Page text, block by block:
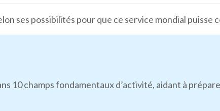
ses possibilités pour que ce service mondial puisse
10 champs fondamentaux d’activité, aidant à